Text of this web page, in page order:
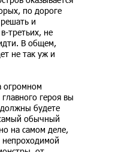
по дороге
и
третьих, не
В общем,
не так уж и
огромном
героя вы
будете
обычный
на самом деле,
непроходимой